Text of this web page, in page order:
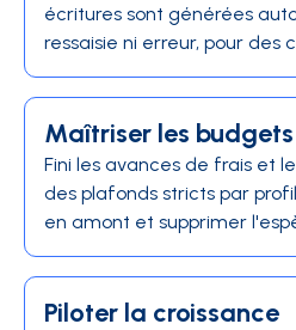
écritures sont générées
ressaisie ni erreur, pour des
Maîtriser les
Fini les avances de frais et
des plafonds stricts par
en amont et supprimer
Piloter la croissance